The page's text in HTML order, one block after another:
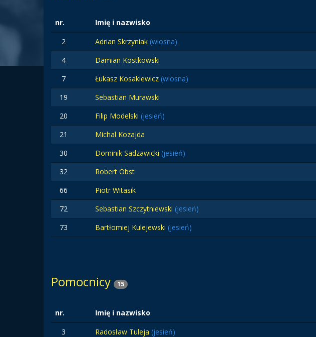
nr. Imię i nazwisko
2
Adrian Skrzyniak (wiosna)
4 Damian Kostkowski
7
Łukasz Kosakiewicz (wiosna)
19
Sebastian Murawski
20
Filip Modelski (jesień)
21
Michal Kozajda
30
Dominik Sadzawicki (jesień)
32
Robert Obst
66
Piotr Witasik
72
Sebastian Szczytniewski (jesień)
73
Bartłomiej Kulejewski (jesień)
Pomocnicy 15
nr. Imię i nazwisko
3
Radosław Tuleja (jesień)